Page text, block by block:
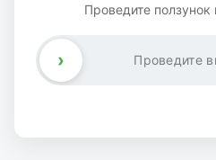
Проведите
Проведите
›